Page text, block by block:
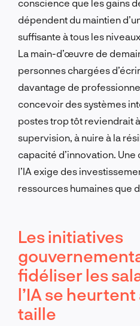
conscience que les gains
dépendent du maintien
suffisante à tous les
La main-d’œuvre de
personnes chargées
davantage de
concevoir des systèmes
postes trop tôt reviendrait
supervision, à nuire à la
capacité d’innovation.
l’IA exige des
ressources humaines que
Les initiatives
fidéliser les
l’IA se
taille